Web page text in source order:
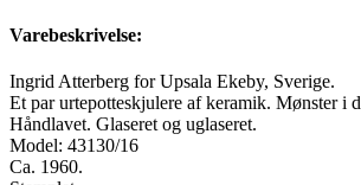
Varebeskrivelse:
Ingrid Atterberg for Upsala Ekeby, Sverige.
Et par urtepotteskjulere af keramik. Mønster i
Håndlavet. Glaseret og uglaseret.
Model: 43130/16
Ca. 1960.